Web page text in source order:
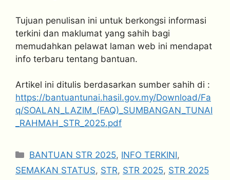
Tujuan penulisan ini untuk berkongsi informasi
terkini dan maklumat yang sahih bagi
memudahkan pelawat laman web ini mendapat
info terbaru tentang bantuan.
Artikel ini ditulis berdasarkan sumber sahih di :
https://bantuantunai.hasil.gov.my/Download/Fa
q/SOALAN_LAZIM_(FAQ)_SUMBANGAN_TUNAI
_RAHMAH_STR_2025.pdf
Categories
BANTUAN STR 2025, INFO TERKINI,
SEMAKAN STATUS, STR, STR 2025, STR 2025